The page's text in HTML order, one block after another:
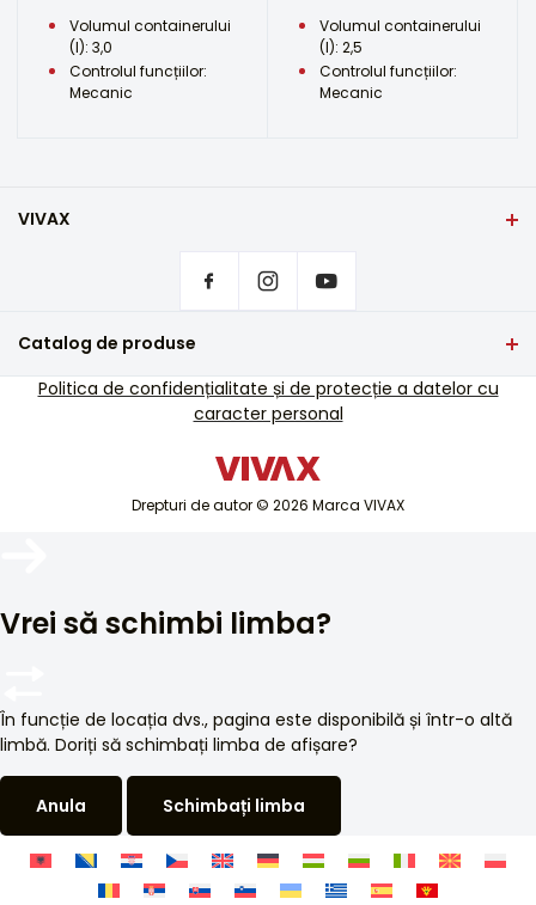
Volumul containerului
(l): 3,0
Controlul funcțiilor:
Mecanic
Volumul containerului
(l): 2,5
Controlul funcțiilor:
Mecanic
VIVAX
De unde să cumpărați produsele VIVAX?
Asistență pentru servicii
Asistență de service în afara garanției
Catalog de produse
TV si audio
Dispozitive inteligenteDrepturi de autor © 2026 Marca VIVAX
Politica de confidențialitate și de protecție a datelor cu
caracter personal
Vrei să schimbi limba?
În funcție de locația dvs., pagina este disponibilă și într-o altă
limbă. Doriți să schimbați limba de afișare?
Anula Schimbați limba